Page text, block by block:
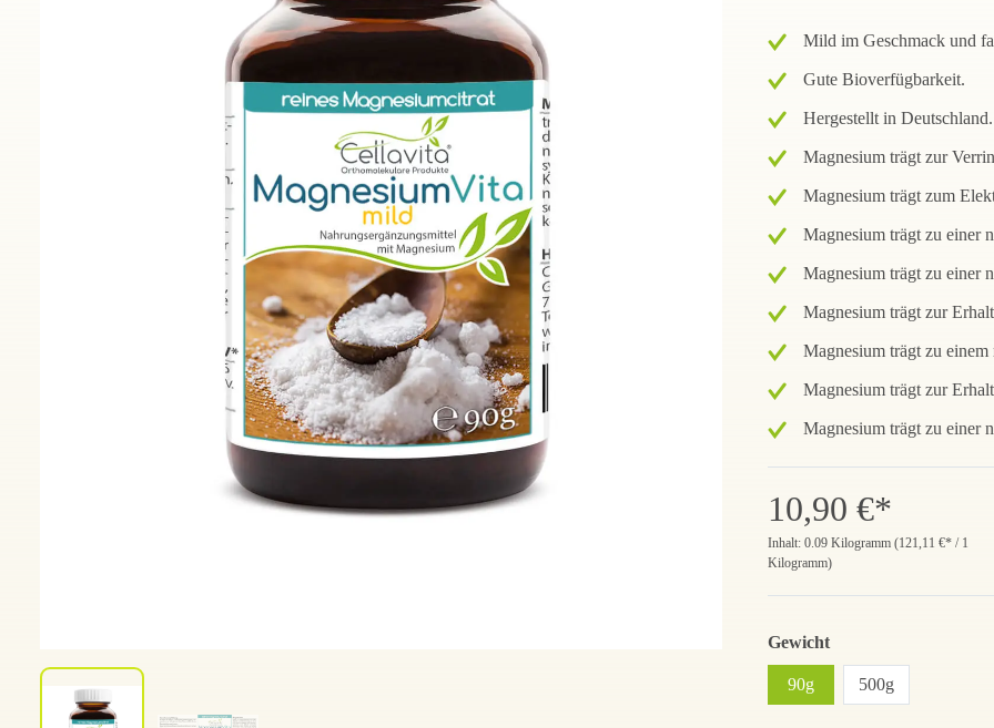
Mild im Geschmack und
Gute Bioverfügbarkeit.
Hergestellt in Deutschland.
Magnesium trägt zur
Magnesium trägt zum
Magnesium trägt zu einer
Magnesium trägt zu einer
Magnesium trägt zur
Magnesium trägt zu
Magnesium trägt zur
Magnesium trägt zu einer
10,90 €*
Inhalt: 0.09 Kilogramm (121,11 €* / 1
Kilogramm)
Gewicht
90g 500g